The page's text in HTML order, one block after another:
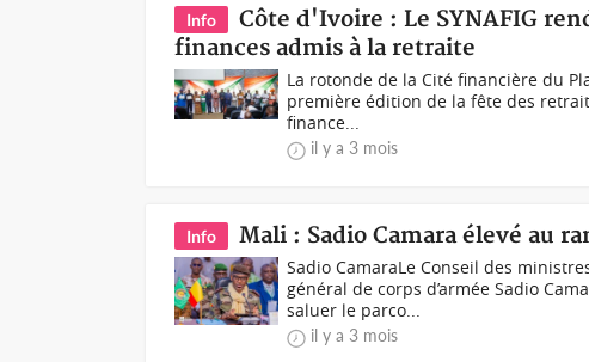
Info
Côte d'Ivoire : Le SYNAFIG
finances admis à la retraite
La rotonde de la Cité financière du
première édition de la fête des
finance...
il y a 3 mois
Info Mali : Sadio Camara élevé au
Sadio CamaraLe Conseil des
général de corps d’armée Sadio
saluer le parco...
il y a 3 mois